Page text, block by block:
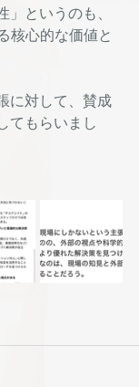
」というのも、
核心的な価値と
に対して、賛成
てもらいまし